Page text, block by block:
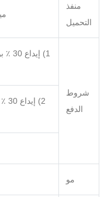
منفذ
التحميل
شروط
الدفع
مو